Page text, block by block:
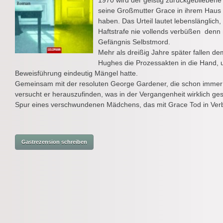
seine Großmutter Grace in ihrem
haben. Das Urteil lautet
Haftstrafe nie vollends verbüßen 
Gefängnis Selbstmord.
Mehr als dreißig Jahre später fallen
Hughes die Prozessakten in die Hand,
Beweisführung eindeutig Mängel hatte.
Gemeinsam mit der resoluten George Gardener, die schon
versucht er herauszufinden, was in der Vergangenheit wirklich
Spur eines verschwundenen Mädchens, das mit Grace Tod in